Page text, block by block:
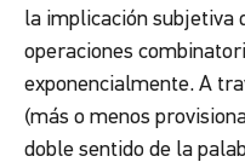
la implicación subjetiva
operaciones
exponencialmente. A
(más o menos
doble sentido de la